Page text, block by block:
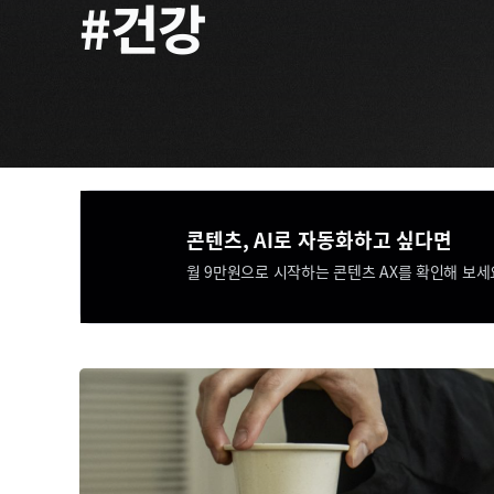
#건강
콘텐츠, AI로 자동화하고 싶다면​​
월 9만원으로 시작하는 콘텐츠 AX를 확인해 보